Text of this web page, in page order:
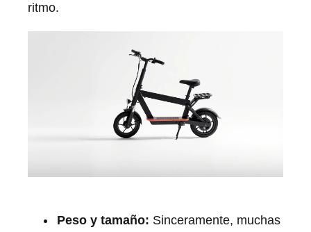
ritmo.
Peso y tamaño: Sinceramente, muchas